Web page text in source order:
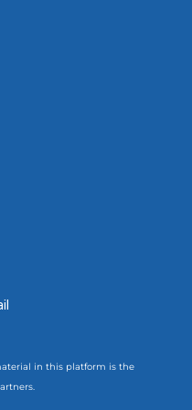
in this platform is the